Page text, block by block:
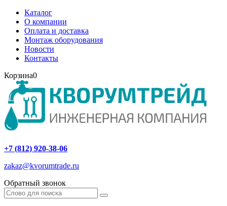
Каталог
О компании
Оплата и доставка
Монтаж оборудования
Новости
Контакты
Корзина0
+7 (812) 920-38-06
zakaz@kvorumtrade.ru
Обратный звонок